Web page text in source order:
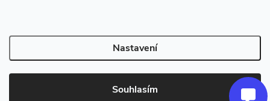
Nastavení
Souhlasím
Copyright 2026Život na kole. Všechna práva vyhrazena.Upravit
nastavení cookies